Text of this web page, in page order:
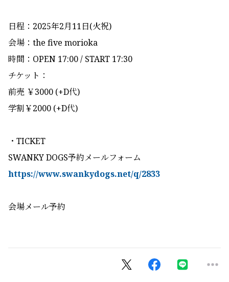
日程：2025年2月11日(火祝)
会場：the five morioka
時間：OPEN 17:00 / START 17:30
チケット：
前売 ￥3000 (+D代)
学割￥2000 (+D代)
・TICKET
SWANKY DOGS予約メールフォーム
https://www.swankydogs.net/q/2833
会場メール予約